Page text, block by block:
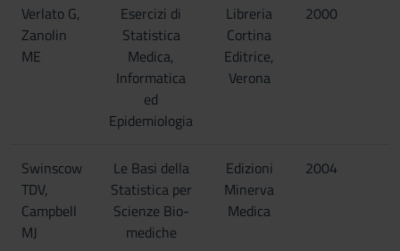
Verlato G,
Zanolin
ME
Esercizi di
Statistica
Medica,
Informatica
ed
Epidemiologia
Libreria
Cortina
Editrice,
Verona
2000
Swinscow
TDV,
Campbell
MJ
Le Basi della
Statistica per
Scienze Bio-
mediche
Edizioni
Minerva
Medica
2004